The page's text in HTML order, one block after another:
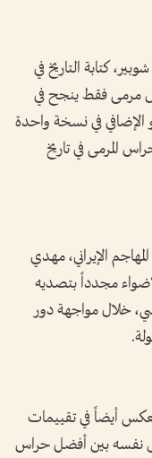
كتابة التاريخ في
حارس مرمى فقط ينجح في
الإضافي في نسخة واحدة
المرمى في تاريخ
الإيراني، مهدي
مجدداً بتصديه
خلال مواجهة دور
أيضاً في تقييمات
نفسه بين أفضل حراس